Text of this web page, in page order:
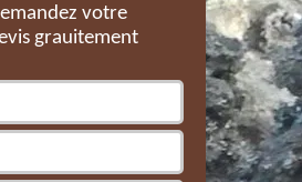
votre
grauitement